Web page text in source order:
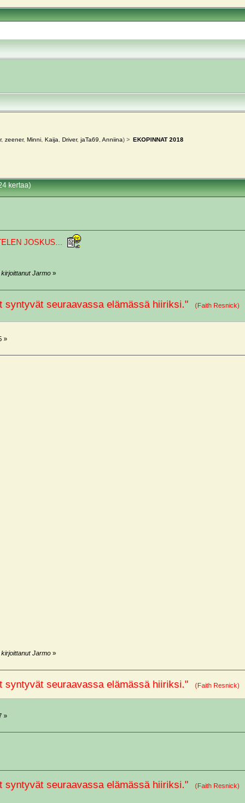
,zeener,Minni ,Kaija ,Driver,jaTa69 ,Anniina) > EKOPINNAT 2018
kertaa)
JOSKUS...
Jarmo»
syntyvät seuraavassa elämässä hiiriksi." (Faith Resnick)
»
Jarmo»
syntyvät seuraavassa elämässä hiiriksi." (Faith Resnick)
»
syntyvät seuraavassa elämässä hiiriksi." (Faith Resnick)